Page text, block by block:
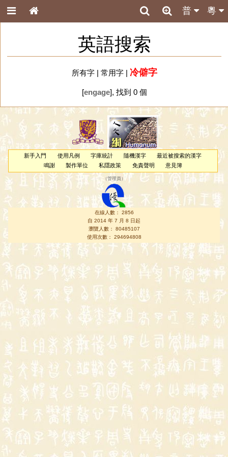
粵
普
英語搜索
所有字| 常用字| 冷僻字
[engage], 找到 0 個
新手入門 使用凡例 字庫統計 隨機漢字
最近被搜索的漢字
鳴謝
製作單位 私隱政策 免責聲明 意見簿
（管理員 ）
在線人數： 2856
自 2014 年 7 月 8 日起
瀏覽人數： 80485107
使用次數： 294694808